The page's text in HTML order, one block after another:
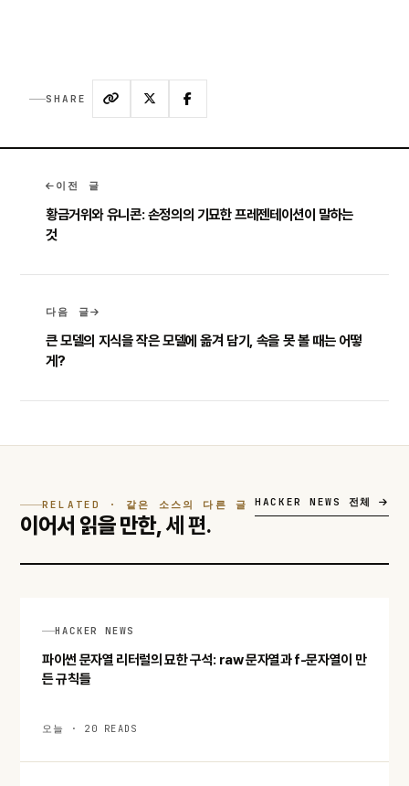
SHARE
이전 글
황금거위와 유니콘: 손정의의 기묘한 프레젠테이션이 말하는
것
다음 글
큰 모델의 지식을 작은 모델에 옮겨 담기, 속을 못 볼 때는 어떻
게?
RELATED · 같은 소스의 다른 글
이어서 읽을 만한,세 편.
HACKER NEWS 전체
HACKER NEWS
파이썬 문자열 리터럴의 묘한 구석: raw 문자열과 f-문자열이 만
든 규칙들
오늘 · 20 READS